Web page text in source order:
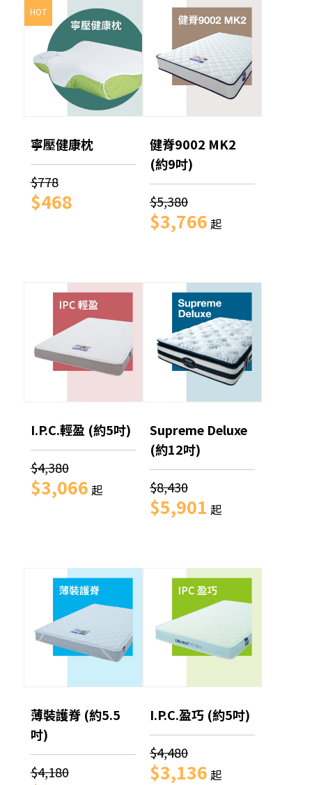
HOT
寧壓健康枕
$778
$468
健脊9002 MK2
(約9吋)
$5,380
$3,766 起
I.P.C.輕盈 (約5吋)
$4,380
$3,066 起
Supreme Deluxe
(約12吋)
$8,430
$5,901 起
薄裝護脊 (約5.5
吋)
$4,180
I.P.C.盈巧 (約5吋)
$4,480
$3,136 起